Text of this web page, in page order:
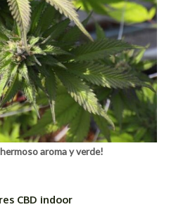
aroma y verde!
CBD indoor